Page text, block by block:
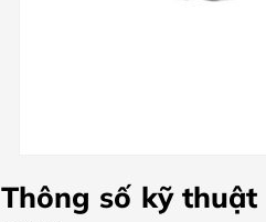
Thông số kỹ thuật